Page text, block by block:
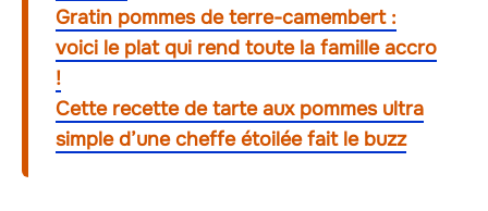
Gratin pommes de terre-camembert :
voici le plat qui rend toute la famille accro
!
Cette recette de tarte aux pommes ultra
simple d’une cheffe étoilée fait le buzz